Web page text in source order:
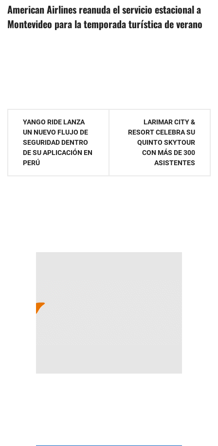
American Airlines reanuda el servicio estacional a
Montevideo para la temporada turística de verano
Navegación
entradas
YANGO RIDE LANZA
UN NUEVO FLUJO DE
SEGURIDAD DENTRO
DE SU APLICACIÓN EN
PERÚ
LARIMAR CITY &
RESORT CELEBRA SU
QUINTO SKYTOUR
CON MÁS DE 300
ASISTENTES